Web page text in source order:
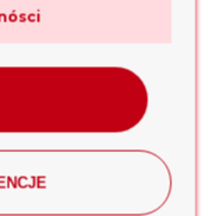
agregat
jest kluczem do
pomóc znaleźć
do
klienta
w